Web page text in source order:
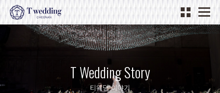
T Wedding Story
티웨딩 이야기